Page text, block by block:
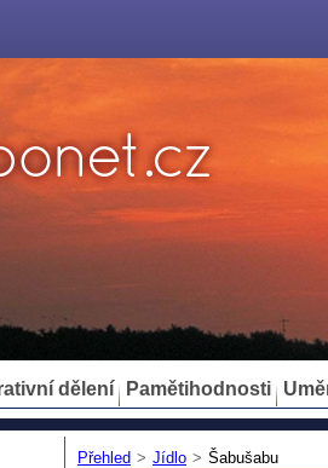
dělení Pamětihodnosti
Přehled > Jídlo > Šabušabu